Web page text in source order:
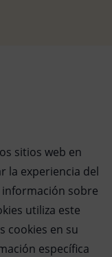
sitios web en
la experiencia del
sobre
utiliza este
cookies en su
específica